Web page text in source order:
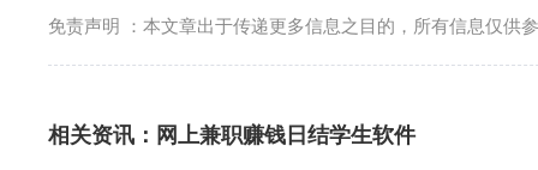
免责声明 ：本文章出于传递更多信息之目的，所有信息仅供
相关资讯： 网上兼职赚钱日结学生软件